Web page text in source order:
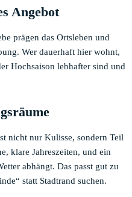
Angebot
prägen das Ortsleben und
Wer dauerhaft hier wohnt,
Hochsaison lebhafter sind und
nicht nur Kulisse, sondern Teil
klare Jahreszeiten, und ein
abhängt. Das passt gut zu
statt Stadtrand suchen.